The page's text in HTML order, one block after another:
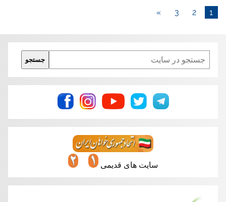
1
2
3
»
Search
جستجو
سایت های قدیمی